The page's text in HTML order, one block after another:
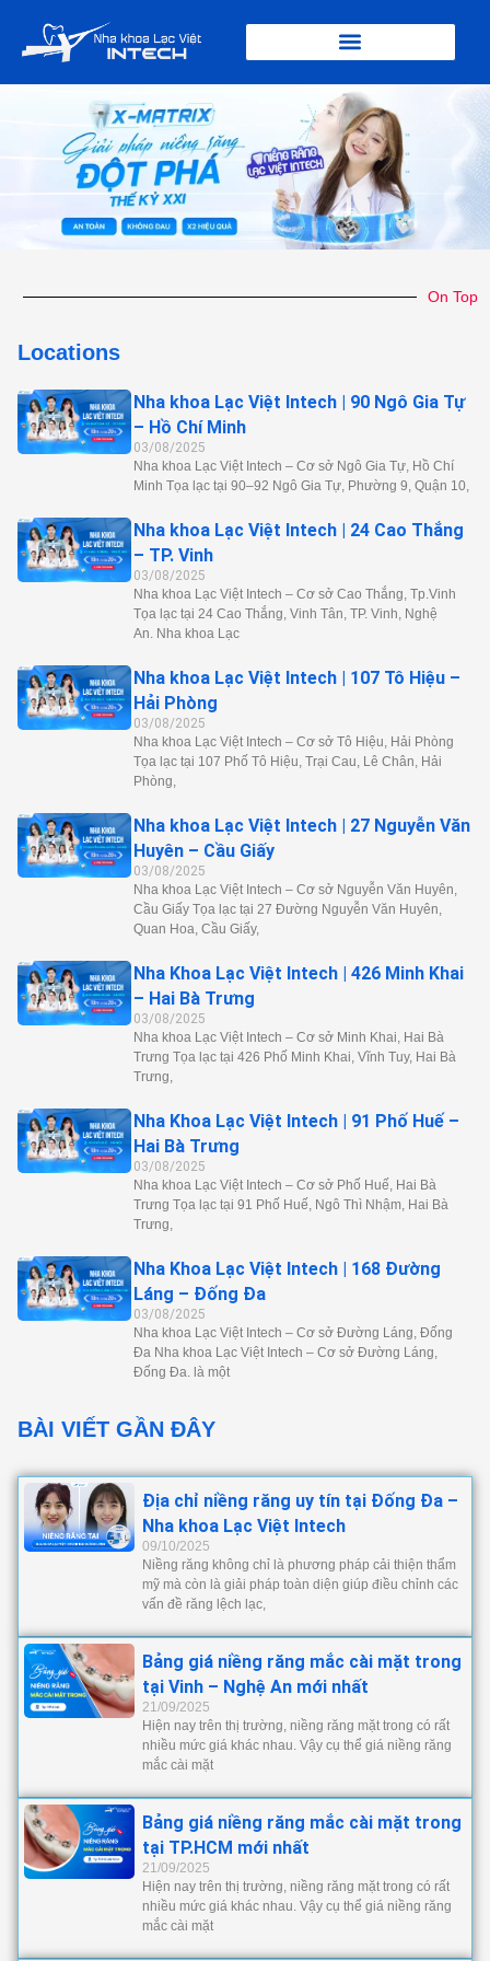
dung
On Top
Locations
Nha khoa Lạc Việt Intech | 90 Ngô Gia Tự
– Hồ Chí Minh
03/08/2025
Nha khoa Lạc Việt Intech – Cơ sở Ngô Gia Tự, Hồ Chí
Minh Tọa lạc tại 90–92 Ngô Gia Tự, Phường 9, Quận 10,
Nha khoa Lạc Việt Intech | 24 Cao Thắng
– TP. Vinh
03/08/2025
Nha khoa Lạc Việt Intech – Cơ sở Cao Thắng, Tp.Vinh
Tọa lạc tại 24 Cao Thắng, Vinh Tân, TP. Vinh, Nghệ
An. Nha khoa Lạc
Nha khoa Lạc Việt Intech | 107 Tô Hiệu –
Hải Phòng
03/08/2025
Nha khoa Lạc Việt Intech – Cơ sở Tô Hiệu, Hải Phòng
Tọa lạc tại 107 Phố Tô Hiệu, Trại Cau, Lê Chân, Hải
Phòng,
Nha khoa Lạc Việt Intech | 27 Nguyễn Văn
Huyên – Cầu Giấy
03/08/2025
Nha khoa Lạc Việt Intech – Cơ sở Nguyễn Văn Huyên,
Cầu Giấy Tọa lạc tại 27 Đường Nguyễn Văn Huyên,
Quan Hoa, Cầu Giấy,
Nha Khoa Lạc Việt Intech | 426 Minh Khai
– Hai Bà Trưng
03/08/2025
Nha khoa Lạc Việt Intech – Cơ sở Minh Khai, Hai Bà
Trưng Tọa lạc tại 426 Phố Minh Khai, Vĩnh Tuy, Hai Bà
Trưng,
Nha Khoa Lạc Việt Intech | 91 Phố Huế –
Hai Bà Trưng
03/08/2025
Nha khoa Lạc Việt Intech – Cơ sở Phố Huế, Hai Bà
Trưng Tọa lạc tại 91 Phố Huế, Ngô Thì Nhậm, Hai Bà
Trưng,
Nha Khoa Lạc Việt Intech | 168 Đường
Láng – Đống Đa
03/08/2025
Nha khoa Lạc Việt Intech – Cơ sở Đường Láng, Đống
Đa Nha khoa Lạc Việt Intech – Cơ sở Đường Láng,
Đống Đa. là một
BÀI VIẾT GẦN ĐÂY
Địa chỉ niềng răng uy tín tại Đống Đa –
Nha khoa Lạc Việt Intech
09/10/2025
Niềng răng không chỉ là phương pháp cải thiện thẩm
mỹ mà còn là giải pháp toàn diện giúp điều chỉnh các
vấn đề răng lệch lạc,
Bảng giá niềng răng mắc cài mặt trong
tại Vinh – Nghệ An mới nhất
21/09/2025
Hiện nay trên thị trường, niềng răng mặt trong có rất
nhiều mức giá khác nhau. Vậy cụ thể giá niềng răng
mắc cài mặt
Bảng giá niềng răng mắc cài mặt trong
tại TP.HCM mới nhất
21/09/2025
Hiện nay trên thị trường, niềng răng mặt trong có rất
nhiều mức giá khác nhau. Vậy cụ thể giá niềng răng
mắc cài mặt